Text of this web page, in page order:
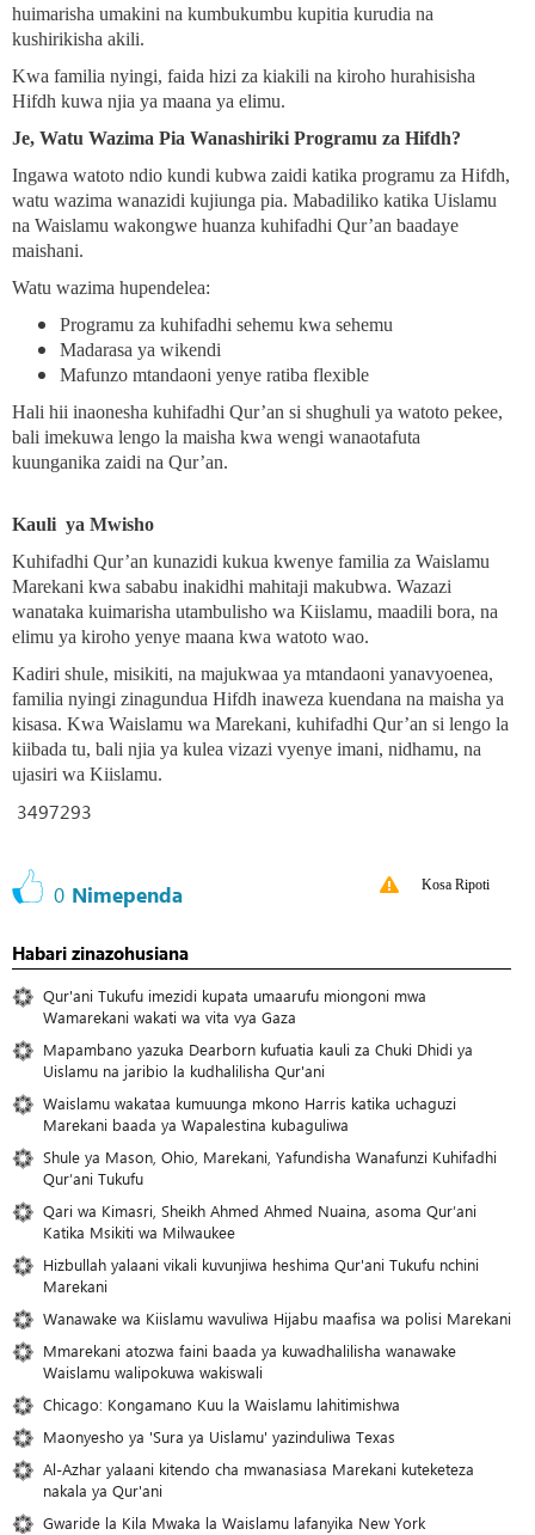
huimarisha umakini na kumbukumbu kupitia kurudia na
kushirikisha akili.
Kwa familia nyingi, faida hizi za kiakili na kiroho hurahisisha
Hifdh kuwa njia ya maana ya elimu.
Je, Watu Wazima Pia Wanashiriki Programu za Hifdh?
Ingawa watoto ndio kundi kubwa zaidi katika programu za Hifdh,
watu wazima wanazidi kujiunga pia. Mabadiliko katika Uislamu
na Waislamu wakongwe huanza kuhifadhi Qur’an baadaye
maishani.
Watu wazima hupendelea:
Programu za kuhifadhi sehemu kwa sehemu
Madarasa ya wikendi
Mafunzo mtandaoni yenye ratiba flexible
Hali hii inaonesha kuhifadhi Qur’an si shughuli ya watoto pekee,
bali imekuwa lengo la maisha kwa wengi wanaotafuta
kuunganika zaidi na Qur’an.
Kauli ya Mwisho
Kuhifadhi Qur’an kunazidi kukua kwenye familia za Waislamu
Marekani kwa sababu inakidhi mahitaji makubwa. Wazazi
wanataka kuimarisha utambulisho wa Kiislamu, maadili bora, na
elimu ya kiroho yenye maana kwa watoto wao.
Kadiri shule, misikiti, na majukwaa ya mtandaoni yanavyoenea,
familia nyingi zinagundua Hifdh inaweza kuendana na maisha ya
kisasa. Kwa Waislamu wa Marekani, kuhifadhi Qur’an si lengo la
kiibada tu, bali njia ya kulea vizazi vyenye imani, nidhamu, na
ujasiri wa Kiislamu.
3497293
0 Nimependa Kosa Ripoti
Habari zinazohusiana
Qur'ani Tukufu imezidi kupata umaarufu miongoni mwa
Wamarekani wakati wa vita vya Gaza
Mapambano yazuka Dearborn kufuatia kauli za Chuki Dhidi ya
Uislamu na jaribio la kudhalilisha Qur'ani
Waislamu wakataa kumuunga mkono Harris katika uchaguzi
Marekani baada ya Wapalestina kubaguliwa
Shule ya Mason, Ohio, Marekani, Yafundisha Wanafunzi Kuhifadhi
Qur’ani Tukufu
Qari wa Kimasri, Sheikh Ahmed Ahmed Nuaina, asoma Qur’ani
Katika Msikiti wa Milwaukee
Hizbullah yalaani vikali kuvunjiwa heshima Qur'ani Tukufu nchini
Marekani
Wanawake wa Kiislamu wavuliwa Hijabu maafisa wa polisi Marekani
Mmarekani atozwa faini baada ya kuwadhalilisha wanawake
Waislamu walipokuwa wakiswali
Chicago: Kongamano Kuu la Waislamu lahitimishwa
Maonyesho ya 'Sura ya Uislamu' yazinduliwa Texas
Al-Azhar yalaani kitendo cha mwanasiasa Marekani kuteketeza
nakala ya Qur'ani
Gwaride la Kila Mwaka la Waislamu lafanyika New York